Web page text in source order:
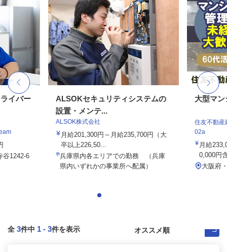
イバー
谷1242-6
ALSOKセキュリティシステムの
設置・メンテ...
ALSOK株式会社
月給201,300円～月給235,700円（大
卒以上226,50...
兵庫県内各エリアでの勤務 （兵庫
県内いずれかの事業所へ配属）
大型マ
住友不動産
02a
月給
0,000円
大阪府
全 3件中 1 - 3件を表示